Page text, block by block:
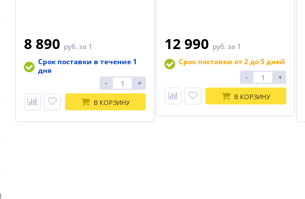
8 890 руб. за 1
Срок поставки в течение 1
дня
- +
В КОРЗИНУ
12 990 руб. за 1
Срок поставки от 2 до 5 дней
- +
В КОРЗИНУ